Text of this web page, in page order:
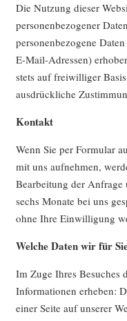
Die Nutzung dieser
personenbezogener
personenbezogene
E-Mail-Adressen)
stets auf freiwilliger
ausdrückliche
Kontakt
Wenn Sie per Formular
mit uns aufnehmen,
Bearbeitung der
sechs Monate bei uns
ohne Ihre Einwilligung
Welche Daten wir für
Im Zuge Ihres Besuches
Informationen erheben:
einer Seite auf unserer